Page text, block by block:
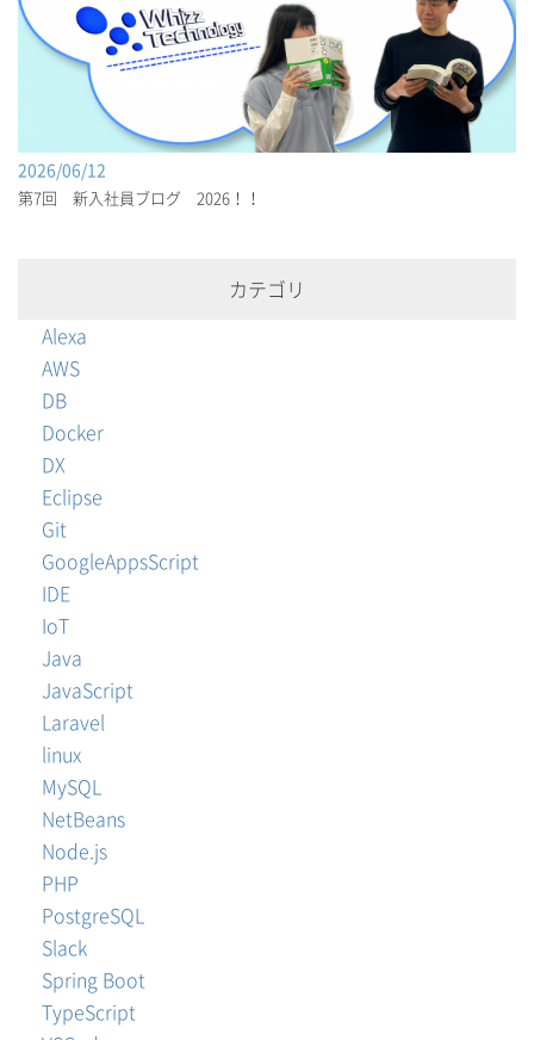
2026/06/12
第7回 新入社員ブログ 2026！！
カテゴリ
Alexa
AWS
DB
Docker
DX
Eclipse
Git
GoogleAppsScript
IDE
IoT
Java
JavaScript
Laravel
linux
MySQL
NetBeans
Node.js
PHP
PostgreSQL
Slack
Spring Boot
TypeScript